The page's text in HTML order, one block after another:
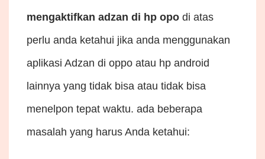
mengaktifkan adzan di hp opo di atas
perlu anda ketahui jika anda menggunakan
aplikasi Adzan di oppo atau hp android
lainnya yang tidak bisa atau tidak bisa
menelpon tepat waktu. ada beberapa
masalah yang harus Anda ketahui: